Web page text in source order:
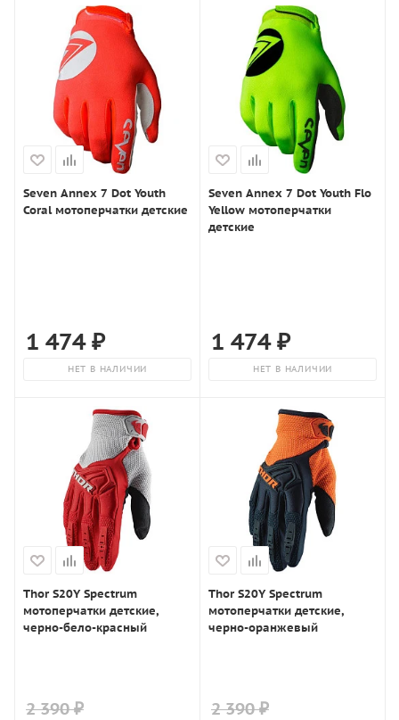
Seven Annex 7 Dot Youth
Coral мотоперчатки детские
1 474₽
НЕТ В НАЛИЧИИ
Seven Annex 7 Dot Youth Flo
Yellow мотоперчатки
детские
1 474₽
НЕТ В НАЛИЧИИ
Thor S20Y Spectrum
мотоперчатки детские,
черно-бело-красный
2 390 ₽
Thor S20Y Spectrum
мотоперчатки детские,
черно-оранжевый
2 390 ₽